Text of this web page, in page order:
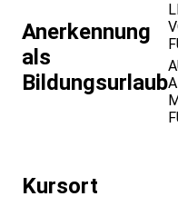
Anerkennung
als
Bildungsurlaub
Kursort